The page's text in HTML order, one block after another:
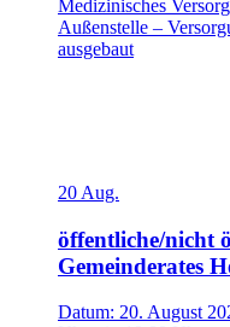
Medizinisches
Außenstelle –
ausgebaut
20 Aug.
öffentliche/nicht
Gemeinderates
Datum: 20. August